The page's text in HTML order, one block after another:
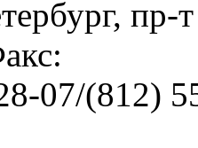
пр-
07/(812)